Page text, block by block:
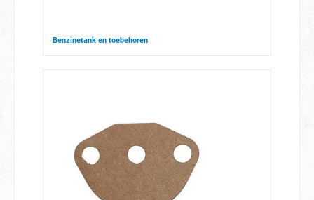
Benzinetank en toebehoren